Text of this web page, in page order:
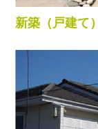
新築（戸建て）